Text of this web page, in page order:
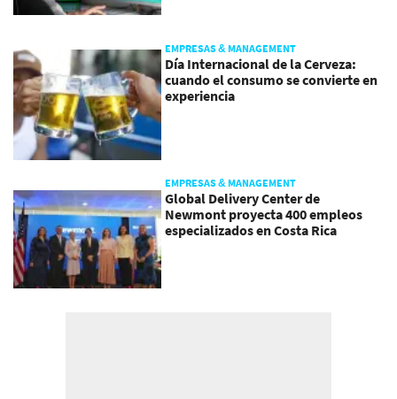
EMPRESAS & MANAGEMENT
Día Internacional de la Cerveza:
cuando el consumo se convierte en
experiencia
EMPRESAS & MANAGEMENT
Global Delivery Center de
Newmont proyecta 400 empleos
especializados en Costa Rica